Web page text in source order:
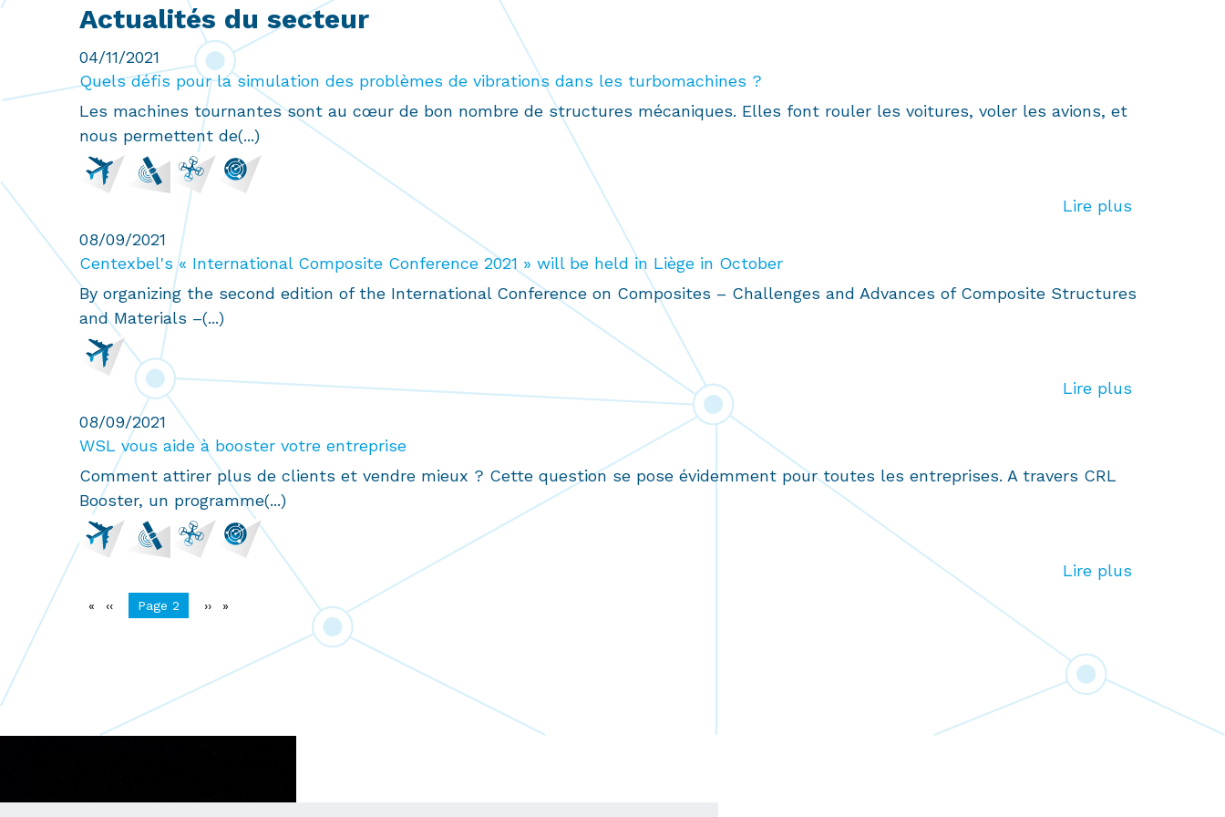
Actualités du secteur
04/11/2021
Quels défis pour la simulation des problèmes de vibrations dans les turbomachines ?
Les machines tournantes sont au cœur de bon nombre de structures mécaniques. Elles font rouler les voitures, voler les avions, et
nous permettent de(...)
Lire plus
08/09/2021
Centexbel's « International Composite Conference 2021 » will be held in Liège in October
By organizing the second edition of the International Conference on Composites – Challenges and Advances of Composite Structures
and Materials –(...)
Lire plus
08/09/2021
WSL vous aide à booster votre entreprise
Comment attirer plus de clients et vendre mieux ? Cette question se pose évidemment pour toutes les entreprises. A travers CRL
Booster, un programme(...)
Lire plus
Pagination
Page
‹‹ You're on
Page 2
Page
››